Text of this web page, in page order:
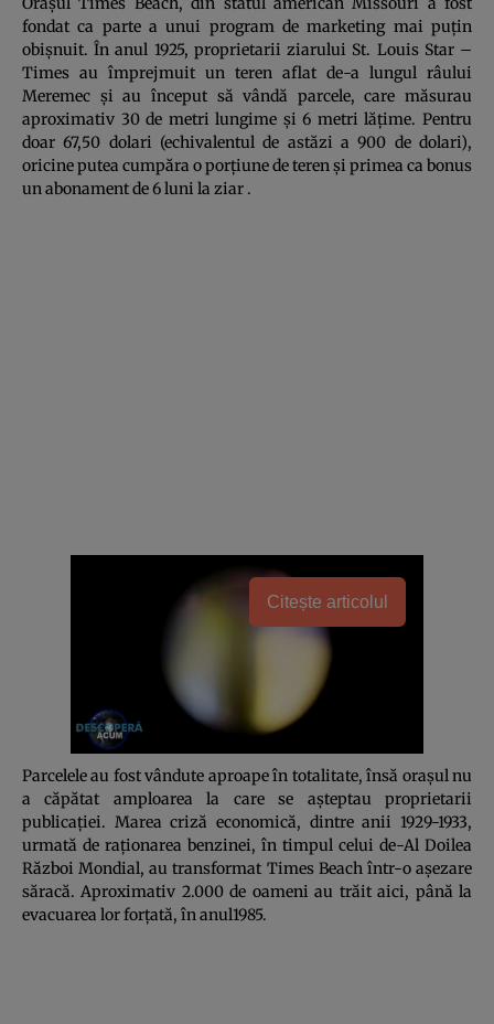
fondat ca parte a unui program de marketing mai puţin
obişnuit. În anul 1925, proprietarii ziarului St. Louis Star –
Times au împrejmuit un teren aflat de-a lungul râului
Meremec şi au început să vândă parcele, care măsurau
aproximativ 30 de metri lungime şi 6 metri lăţime. Pentru
doar 67,50 dolari (echivalentul de astăzi a 900 de dolari),
oricine putea cumpăra o porţiune de teren şi primea ca bonus
un abonament de 6 luni la ziar .
Citește articolul
Parcelele au fost vândute aproape în totalitate, însă oraşul nu
a căpătat amploarea la care se aşteptau proprietarii
publicaţiei. Marea criză economică, dintre anii 1929-1933,
urmată de raţionarea benzinei, în timpul celui de-Al Doilea
Război Mondial, au transformat Times Beach într-o aşezare
săracă. Aproximativ 2.000 de oameni au trăit aici, până la
evacuarea lor forţată, în anul1985.